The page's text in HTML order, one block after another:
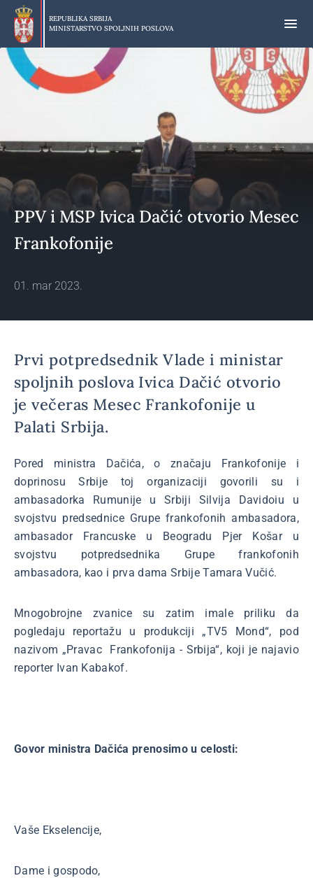
Preskoči
glavni
deo
sadržaja
REPUBLIKA SRBIJA
MINISTARSTVO SPOLJNIH POSLOVA
PPV i MSP Ivica Dačić otvorio Mesec
Frankofonije
01. mar 2023.
Prvi potpredsednik Vlade i ministar
spoljnih poslova Ivica Dačić otvorio
je večeras Mesec Frankofonije u
Palati Srbija.
Pored ministra Dačića, o značaju Frankofonije i
doprinosu Srbije toj organizaciji govorili su i
ambasadorka Rumunije u Srbiji Silvija Davidoiu u
svojstvu predsednice Grupe frankofonih ambasadora,
ambasador Francuske u Beogradu Pjer Košar u
svojstvu potpredsednika Grupe frankofonih
ambasadora, kao i prva dama Srbije Tamara Vučić.
Mnogobrojne zvanice su zatim imale priliku da
pogledaju reportažu u produkciji „TV5 Mond“, pod
nazivom „Pravac Frankofonija - Srbija“, koji je najavio
reporter Ivan Kabakof.
Govor ministra Dačića prenosimo u celosti:
Vaše Ekselencije,
Dame i gospodo,